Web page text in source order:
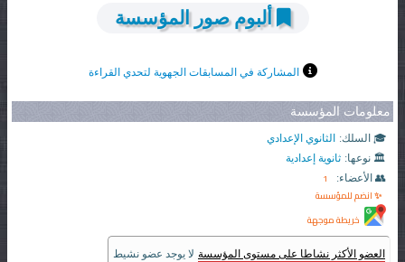
ألبوم صور المؤسسة
المشاركة في المسابقات الجهوية لتحدي القراءة
معلومات المؤسسة
🎓 السلك:
الثانوي الإعدادي
🏛️ نوعها: ثانوية إعدادية
👥 الأعضاء:
1
✨ انضم للمؤسسة
خريطة موجهة
العضو الأكثر نشاطا على مستوى المؤسسة لا يوجد عضو نشيط